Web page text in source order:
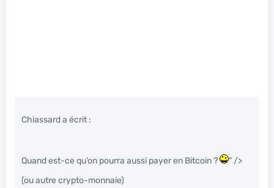
Chiassard a écrit :
Quand est-ce qu’on pourra aussi payer en Bitcoin ?
" />
(ou autre crypto-monnaie)